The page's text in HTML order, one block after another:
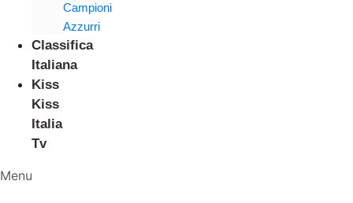
Campioni
Azzurri
Classifica
Italiana
Kiss
Kiss
Italia
Tv
Menu